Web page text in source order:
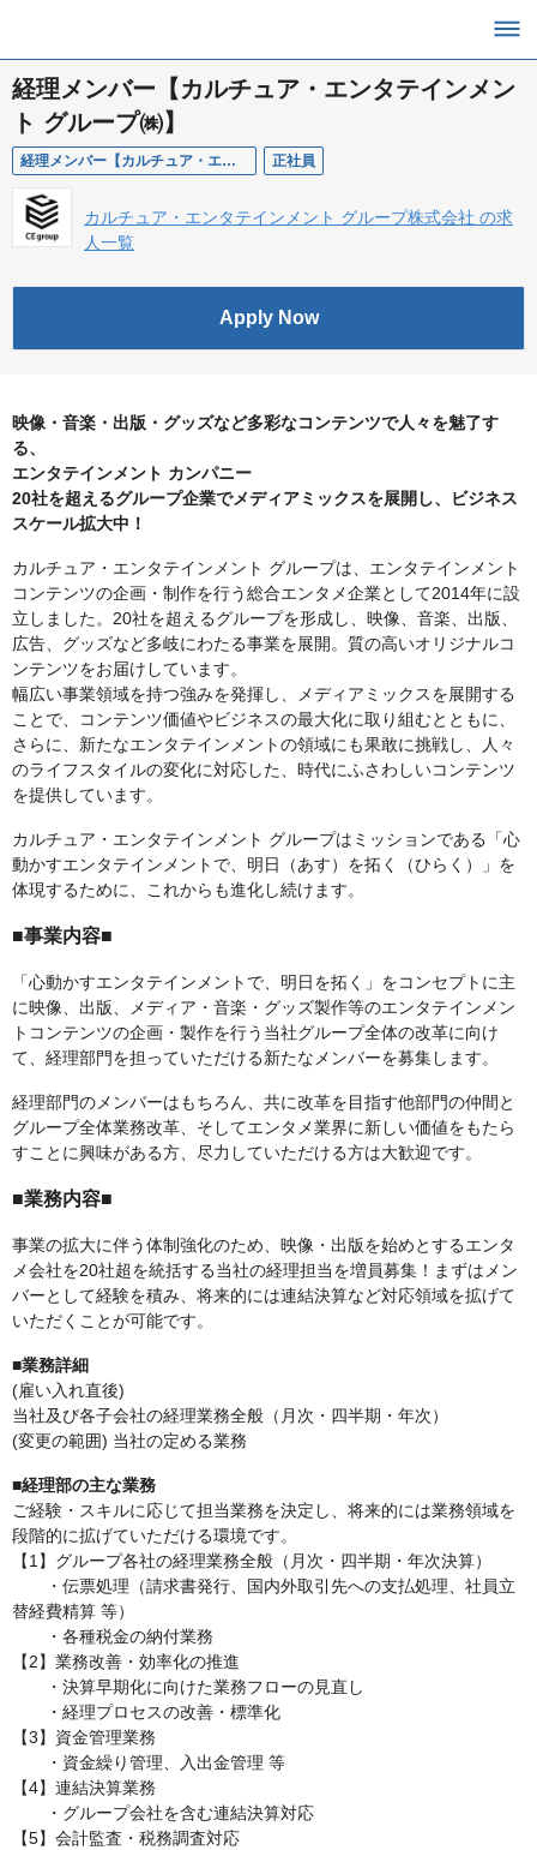
経理メンバー【カルチュア・エンタテインメン
ト グループ㈱】
経理メンバー【カルチュア・エンタテインメント グループ㈱】 正社員
カルチュア・エンタテインメント グループ株式会社 の求
人一覧
Apply Now
映像・音楽・出版・グッズなど多彩なコンテンツで人々を魅了す
る、
エンタテインメント カンパニー
20社を超えるグループ企業でメディアミックスを展開し、ビジネス
スケール拡大中！
カルチュア・エンタテインメント グループは、エンタテインメント
コンテンツの企画・制作を行う総合エンタメ企業として2014年に設
立しました。20社を超えるグループを形成し、映像、音楽、出版、
広告、グッズなど多岐にわたる事業を展開。質の高いオリジナルコ
ンテンツをお届けしています。
幅広い事業領域を持つ強みを発揮し、メディアミックスを展開する
ことで、コンテンツ価値やビジネスの最大化に取り組むとともに、
さらに、新たなエンタテインメントの領域にも果敢に挑戦し、人々
のライフスタイルの変化に対応した、時代にふさわしいコンテンツ
を提供しています。
カルチュア・エンタテインメント グループはミッションである「心
動かすエンタテインメントで、明日（あす）を拓く（ひらく）」を
体現するために、これからも進化し続けます。
■事業内容■
「心動かすエンタテインメントで、明日を拓く」をコンセプトに主
に映像、出版、メディア・音楽・グッズ製作等のエンタテインメン
トコンテンツの企画・製作を行う当社グループ全体の改革に向け
て、経理部門を担っていただける新たなメンバーを募集します。
経理部門のメンバーはもちろん、共に改革を目指す他部門の仲間と
グループ全体業務改革、そしてエンタメ業界に新しい価値をもたら
すことに興味がある方、尽力していただける方は大歓迎です。
■業務内容■
事業の拡大に伴う体制強化のため、映像・出版を始めとするエンタ
メ会社を20社超を統括する当社の経理担当を増員募集！まずはメン
バーとして経験を積み、将来的には連結決算など対応領域を拡げて
いただくことが可能です。
■業務詳細
(雇い入れ直後)
当社及び各子会社の経理業務全般（月次・四半期・年次）
(変更の範囲) 当社の定める業務
■経理部の主な業務
ご経験・スキルに応じて担当業務を決定し、将来的には業務領域を
段階的に拡げていただける環境です。
【1】グループ各社の経理業務全般（月次・四半期・年次決算）
・伝票処理（請求書発行、国内外取引先への支払処理、社員立
替経費精算 等）
・各種税金の納付業務
【2】業務改善・効率化の推進
・決算早期化に向けた業務フローの見直し
・経理プロセスの改善・標準化
【3】資金管理業務
・資金繰り管理、入出金管理 等
【4】連結決算業務
・グループ会社を含む連結決算対応
【5】会計監査・税務調査対応